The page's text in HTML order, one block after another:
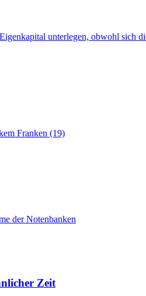
unterlegen, obwohl sich
Franken (19)
der Notenbanken
Zeit